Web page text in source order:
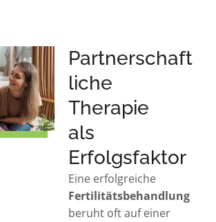
Partnerschaft
liche
Therapie
als
Erfolgsfaktor
Eine erfolgreiche
Fertilitätsbehandlung
beruht oft auf einer